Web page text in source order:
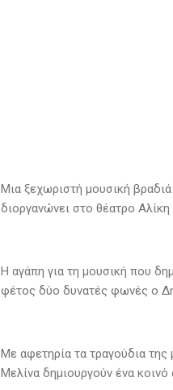
Μια ξεχωριστή μουσική
διοργανώνει στο θέατρο
Η αγάπη για τη μουσική που
φέτος δύο δυνατές φωνές ο
Με αφετηρία τα τραγούδια της
Μελίνα δημιουργούν ένα